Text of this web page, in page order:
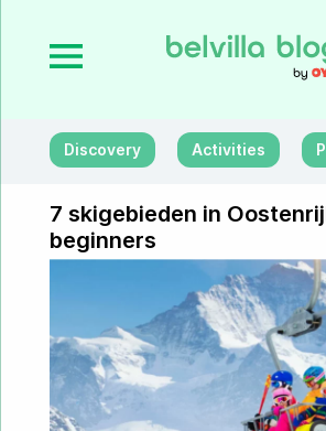
Discovery Activities
7 skigebieden in
beginners